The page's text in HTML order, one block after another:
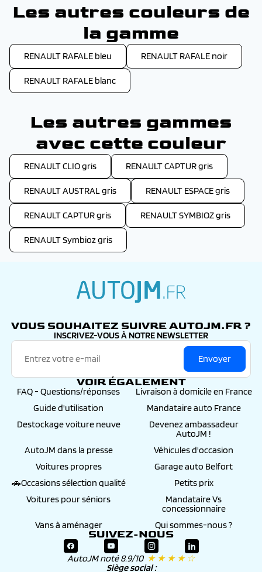
Les autres couleurs de
la gamme
RENAULT RAFALE bleu RENAULT RAFALE noir
RENAULT RAFALE blanc
Les autres gammes
avec cette couleur
RENAULT CLIO gris RENAULT CAPTUR gris
RENAULT AUSTRAL gris RENAULT ESPACE gris
RENAULT CAPTUR gris RENAULT SYMBIOZ gris
RENAULT Symbioz gris
VOUS SOUHAITEZ SUIVRE AUTOJM.FR ?
INSCRIVEZ-VOUS À NOTRE NEWSLETTER
Envoyer
VOIR ÉGALEMENT
FAQ - Questions/réponses
Livraison à domicile en France
Guide d'utilisation
Mandataire auto France
Destockage voiture neuve
Devenez ambassadeur
AutoJM !
AutoJM dans la presse
Véhicules d'occasion
Voitures propres
Garage auto Belfort
🚗Occasions sélection qualité
Petits prix
Voitures pour séniors
Mandataire Vs
concessionnaire
Vans à aménager
Qui sommes-nous ?
SUIVEZ-NOUS
AutoJM noté 8.9/10 ★ ★ ★ ★ ☆
Siège social :